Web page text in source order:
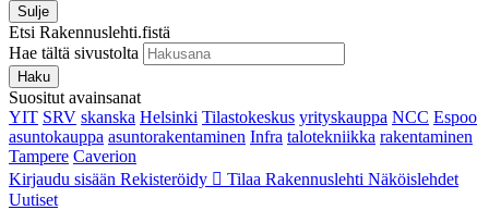
Sulje
Etsi Rakennuslehti.fistä
Hae tältä sivustolta
Haku
Suositut avainsanat
YIT SRV skanska Helsinki Tilastokeskus yrityskauppa NCC Espoo
asuntokauppa asuntorakentaminen Infra talotekniikka rakentaminen
Tampere Caverion
Kirjaudu sisään Rekisteröidy Tilaa Rakennuslehti Näköislehdet
Uutiset